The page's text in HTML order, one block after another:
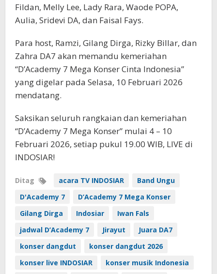
Fildan, Melly Lee, Lady Rara, Waode POPA,
Aulia, Sridevi DA, dan Faisal Fays.
Para host, Ramzi, Gilang Dirga, Rizky Billar, dan
Zahra DA7 akan memandu kemeriahan
“D’Academy 7 Mega Konser Cinta Indonesia”
yang digelar pada Selasa, 10 Februari 2026
mendatang.
Saksikan seluruh rangkaian dan kemeriahan
“D’Academy 7 Mega Konser” mulai 4 – 10
Februari 2026, setiap pukul 19.00 WIB, LIVE di
INDOSIAR!
Ditag acara TV INDOSIAR
Band Ungu
D'Academy 7
D’Academy 7 Mega Konser
Gilang Dirga
Indosiar
Iwan Fals
jadwal D’Academy 7
Jirayut
Juara DA7
konser dangdut
konser dangdut 2026
konser live INDOSIAR
konser musik Indonesia